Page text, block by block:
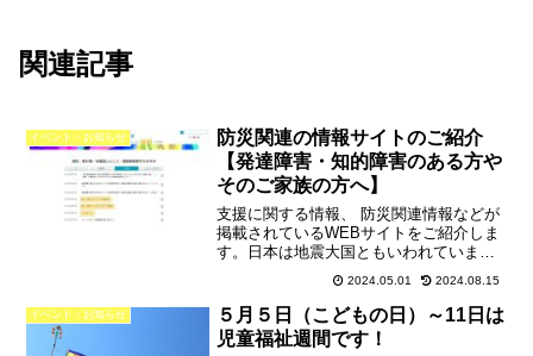
関連記事
イベント・お知らせ
防災関連の情報サイトのご紹介
【発達障害・知的障害のある方や
そのご家族の方へ】
支援に関する情報、 防災関連情報などが
掲載されているWEBサイトをご紹介しま
す。日本は地震大国ともいわれていま
す。最近では地球規模の異常気象も生じ
ており、大雨やそれに伴う被害も報告さ
れています。支援を考えていらっしゃる
皆様、 そして防災対策...
2024.05.01 2024.08.15
イベント・お知らせ
５月５日（こどもの日）～11日は
児童福祉週間です！